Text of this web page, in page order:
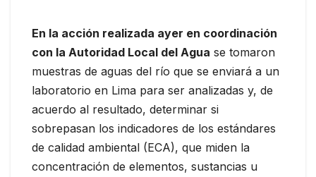
En la acción realizada ayer en coordinación
con la Autoridad Local del Agua se tomaron
muestras de aguas del río que se enviará a un
laboratorio en Lima para ser analizadas y, de
acuerdo al resultado, determinar si
sobrepasan los indicadores de los estándares
de calidad ambiental (ECA), que miden la
concentración de elementos, sustancias u